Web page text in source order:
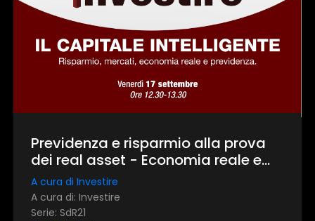
Previdenza e risparmio alla prova
dei real asset - Economia reale e
"capitali pazienti"
A cura di Investire
A cura di: Investire
Serie: SdR21